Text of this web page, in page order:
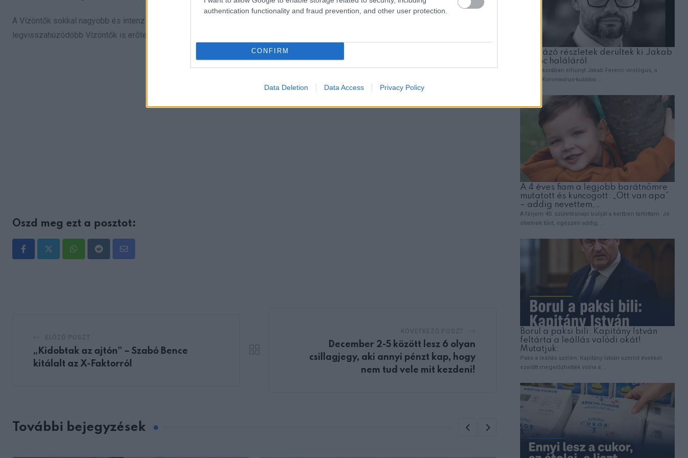
authentication functionality and fraud prevention, and other user protection.
CONFIRM
Data Deletion Data Access Privacy Policy
A Vízöntők sokkal nagyobb és intenzívebb hatást gyakorolnak a körülöttük élőkre, mint azt ők maguk el tudnák képzelni. Még a
legvisszahúzódóbb Vízöntők is erőteljes aurával rendelkeznek, aminek köszönhetően belopják magukat mások szívébe.
Oszd meg ezt a posztot:
WhatsappRedditShare
„Kidobtak az ajtón” – Szabó Bence
kitálalt az X-Faktorról
December 2-5 között lesz 6 olyan
csillagjegy, aki annyi pénzt kap, hogy
nem tud vele mit kezdeni!
További bejegyzések